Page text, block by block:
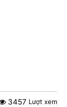
3457 Lượt xem